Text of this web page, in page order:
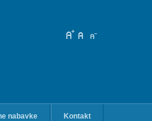
nabavke Kontakt